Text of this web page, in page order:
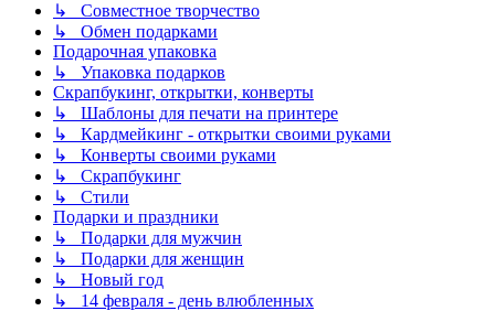
↳ Совместное творчество
↳ Обмен подарками
Подарочная упаковка
↳ Упаковка подарков
Скрапбукинг, открытки, конверты
↳ Шаблоны для печати на принтере
↳ Кардмейкинг - открытки своими руками
↳ Конверты своими руками
↳ Скрапбукинг
↳ Стили
Подарки и праздники
↳ Подарки для мужчин
↳ Подарки для женщин
↳ Новый год
↳ 14 февраля - день влюбленных